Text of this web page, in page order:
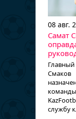
08 авг.
Самат
службу